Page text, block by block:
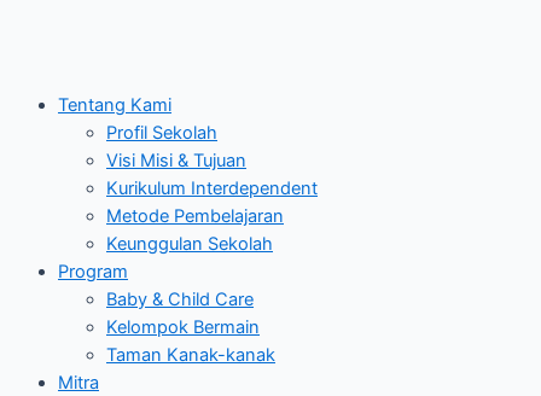
Tentang Kami
Profil Sekolah
Visi Misi & Tujuan
Kurikulum Interdependent
Metode Pembelajaran
Keunggulan Sekolah
Program
Baby & Child Care
Kelompok Bermain
Taman Kanak-kanak
Mitra